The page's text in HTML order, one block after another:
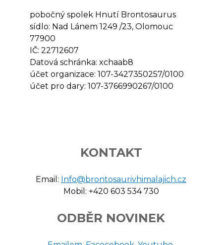
pobočný spolek Hnutí Brontosaurus
sídlo: Nad Lánem 1249 /23, Olomouc
77900
IČ: 22712607
Datová schránka: xchaab8
účet organizace: 107-3427350257/0100
účet pro dary: 107-3766990267/0100
KONTAKT
Email: Info@brontosaurivhimalajich.cz
Mobil: +420 603 534 730
ODBĚR NOVINEK